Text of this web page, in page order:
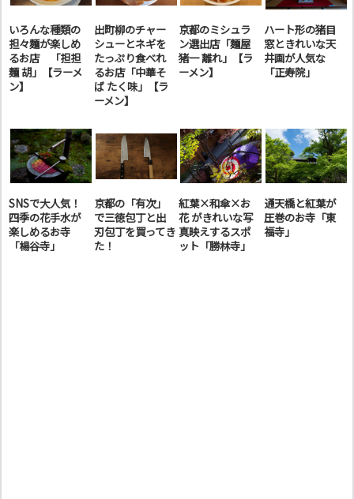
いろんな種類の
担々麺が楽しめ
るお店 「担担
麺 胡」【ラーメ
ン】
出町柳のチャー
シューとネギを
たっぷり食べれ
るお店「中華そ
ば たく味」【ラ
ーメン】
京都のミシュラ
ン選出店「麺屋
猪一 離れ」【ラ
ーメン】
ハート形の猪目
窓ときれいな天
井画が人気な
「正寿院」
SNSで大人気！
四季の花手水が
楽しめるお寺
「楊谷寺」
京都の「有次」
で三徳包丁と出
刃包丁を買ってき
た！
紅葉×和傘×お
花 がきれいな写
真映えするスポ
ット「勝林寺」
通天橋と紅葉が
圧巻のお寺「東
福寺」